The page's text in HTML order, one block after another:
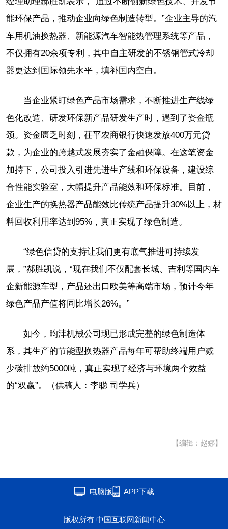
能环保产品，推动企业向绿色制造转型。”企业主导的汽
车用机油换热器、新能源汽车智能热管理系统等产品，
不仅拥有20余项专利，其中自主研发的不锈钢管式冷却
器更达到国际领先水平，填补国内空白。
当企业紧盯绿色产品市场需求，不断推进生产线绿
色化改造、研发环保新产品研发生产时，遇到了资金瓶
颈。资金匮乏时刻，茌平农商银行快速发放400万元贷
款，为企业的跨越式发展夯实了金融保障。在这笔资金
加持下，公司投入引进先进生产线和环保设备，建设综
合性能实验室，大幅提升产品能效和环保标准。目前，
企业生产的换热器产品能效比传统产品提升30%以上，材
料回收利用率达到95%，真正实现了绿色制造。
“绿色信贷的支持让我们更有底气推进可持续发
展，”郝胜凯说，“现在我们不仅配套长城、吉利等国内车
企新能源车型，产品还出口欧美等高端市场，预计今年
绿色产品产值将同比增长26%。”
如今，昀沣机械公司现已形成完整的绿色制造体
系，其生产的节能型换热器产品每年可帮助终端用户减
少碳排放约5000吨，真正实现了经济与环境两个效益
的“双赢”。（供稿人：李聪 司学兵）
【编辑：赵娜】
电脑版 APP下载
版权所有 中国互联网新闻中心